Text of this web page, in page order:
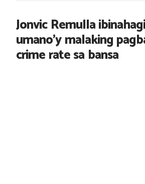
Jonvic Remulla
umano’y malaking
crime rate sa bansa